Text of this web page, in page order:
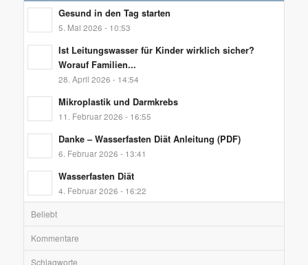
Gesund in den Tag starten
5. Mai 2026 - 10:53
Ist Leitungswasser für Kinder wirklich sicher?
Worauf Familien...
28. April 2026 - 14:54
Mikroplastik und Darmkrebs
11. Februar 2026 - 16:55
Danke – Wasserfasten Diät Anleitung (PDF)
6. Februar 2026 - 13:41
Wasserfasten Diät
4. Februar 2026 - 16:22
Beliebt
Kommentare
Schlagworte